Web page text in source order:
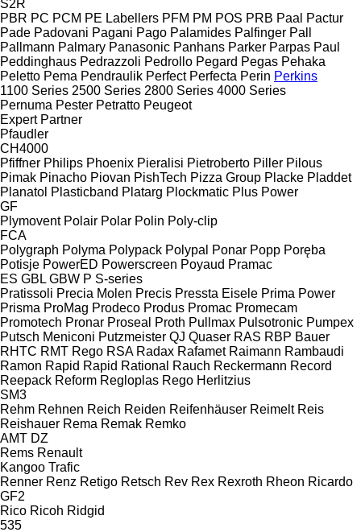
S2R
PBR PC PCM PE Labellers PFM PM POS PRB Paal
Pactur
Pade Padovani Pagani Pago Palamides Palfinger Pall
Pallmann Palmary Panasonic Panhans Parker Parpas Paul
Peddinghaus Pedrazzoli Pedrollo Pegard Pegas Pehaka
Peletto Pema Pendraulik Perfect Perfecta Perin Perkins
1100 Series 2500 Series 2800 Series 4000 Series
Pernuma Pester Petratto Peugeot
Expert Partner
Pfaudler
CH4000
Pfiffner Philips Phoenix Pieralisi Pietroberto Piller Pilous
Pimak Pinacho Piovan PishTech Pizza Group Placke Pladdet
Planatol Plasticband Platarg Plockmatic Plus Power
GF
Plymovent Polair Polar Polin Poly-clip
FCA
Polygraph Polyma Polypack Polypal Ponar Popp Poręba
Potisje PowerED Powerscreen Poyaud Pramac
ES GBL GBW P S-series
Pratissoli Precia Molen Precis Pressta Eisele Prima Power
Prisma ProMag Prodeco Produs Promac Promecam
Promotech Pronar Proseal Proth Pullmax Pulsotronic Pumpex
Putsch Meniconi Putzmeister QJ Quaser RAS RBP Bauer
RHTC RMT Rego RSA Radax Rafamet Raimann Rambaudi
Ramon Rapid Rapid Rational Rauch Reckermann Record
Reepack Reform Regloplas Rego Herlitzius
SM3
Rehm Rehnen Reich Reiden Reifenhäuser Reimelt Reis
Reishauer Rema Remak Remko
AMT DZ
Rems Renault
Kangoo Trafic
Renner Renz Retigo Retsch Rev Rex Rexroth Rheon Ricardo
GF2
Rico Ricoh Ridgid
535